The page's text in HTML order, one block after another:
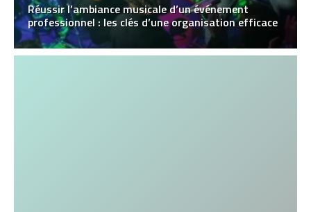
Réussir l’ambiance musicale d’un événement
professionnel : les clés d’une organisation efficace